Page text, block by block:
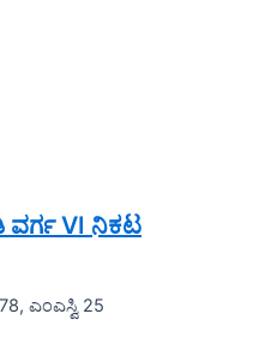
ವರ್ಗ VI ನಿಕಟ
ಎಂಎಸ್ವಿ 25